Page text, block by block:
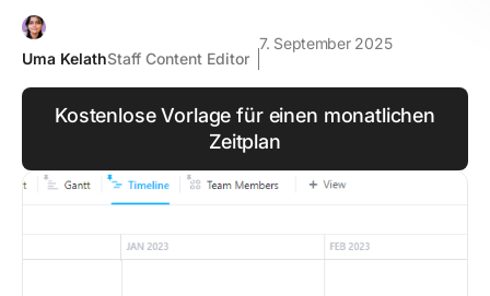
Uma KelathStaff Content Editor
7. September 2025
Kostenlose Vorlage für einen monatlichen
Zeitplan